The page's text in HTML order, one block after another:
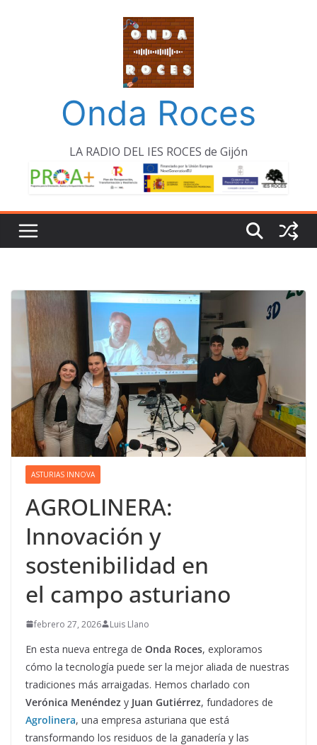
Onda Roces
LA RADIO DEL IES ROCES de Gijón
ASTURIAS INNOVA
AGROLINERA:
Innovación y
sostenibilidad en
el campo asturiano
febrero 27, 2026 Luis Llano
En esta nueva entrega de Onda Roces, exploramos
cómo la tecnología puede ser la mejor aliada de nuestras
tradiciones más arraigadas. Hemos charlado con
Verónica Menéndez y Juan Gutiérrez, fundadores de
Agrolinera, una empresa asturiana que está
transformando los residuos de la ganadería y las